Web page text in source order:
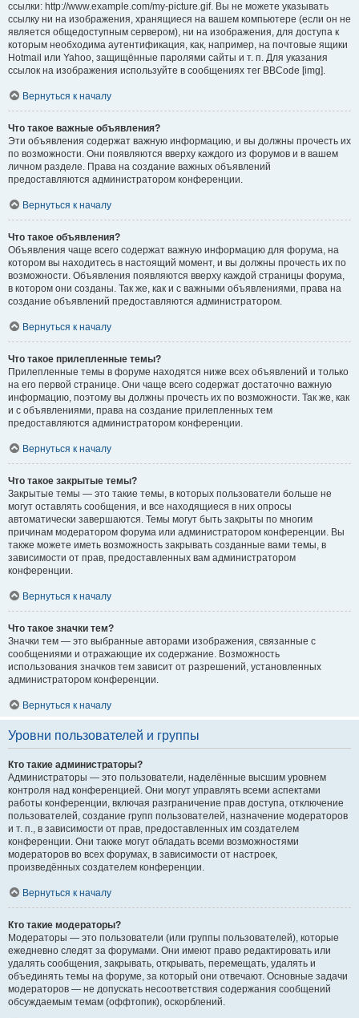
ссылки: http://www.example.com/my-picture.gif. Вы не можете указывать
ссылку ни на изображения, хранящиеся на вашем компьютере (если он не
является общедоступным сервером), ни на изображения, для доступа к
которым необходима аутентификация, как, например, на почтовые ящики
Hotmail или Yahoo, защищённые паролями сайты и т. п. Для указания
ссылок на изображения используйте в сообщениях тег BBCode [img].
Вернуться к началу
Что такое важные объявления?
Эти объявления содержат важную информацию, и вы должны прочесть их
по возможности. Они появляются вверху каждого из форумов и в вашем
личном разделе. Права на создание важных объявлений
предоставляются администратором конференции.
Вернуться к началу
Что такое объявления?
Объявления чаще всего содержат важную информацию для форума, на
котором вы находитесь в настоящий момент, и вы должны прочесть их по
возможности. Объявления появляются вверху каждой страницы форума,
в котором они созданы. Так же, как и с важными объявлениями, права на
создание объявлений предоставляются администратором.
Вернуться к началу
Что такое прилепленные темы?
Прилепленные темы в форуме находятся ниже всех объявлений и только
на его первой странице. Они чаще всего содержат достаточно важную
информацию, поэтому вы должны прочесть их по возможности. Так же, как
и с объявлениями, права на создание прилепленных тем
предоставляются администратором конференции.
Вернуться к началу
Что такое закрытые темы?
Закрытые темы — это такие темы, в которых пользователи больше не
могут оставлять сообщения, и все находящиеся в них опросы
автоматически завершаются. Темы могут быть закрыты по многим
причинам модератором форума или администратором конференции. Вы
также можете иметь возможность закрывать созданные вами темы, в
зависимости от прав, предоставленных вам администратором
конференции.
Вернуться к началу
Что такое значки тем?
Значки тем — это выбранные авторами изображения, связанные с
сообщениями и отражающие их содержание. Возможность
использования значков тем зависит от разрешений, установленных
администратором конференции.
Вернуться к началу
Уровни пользователей и группы
Кто такие администраторы?
Администраторы — это пользователи, наделённые высшим уровнем
контроля над конференцией. Они могут управлять всеми аспектами
работы конференции, включая разграничение прав доступа, отключение
пользователей, создание групп пользователей, назначение модераторов
и т. п., в зависимости от прав, предоставленных им создателем
конференции. Они также могут обладать всеми возможностями
модераторов во всех форумах, в зависимости от настроек,
произведённых создателем конференции.
Вернуться к началу
Кто такие модераторы?
Модераторы — это пользователи (или группы пользователей), которые
ежедневно следят за форумами. Они имеют право редактировать или
удалять сообщения, закрывать, открывать, перемещать, удалять и
объединять темы на форуме, за который они отвечают. Основные задачи
модераторов — не допускать несоответствия содержания сообщений
обсуждаемым темам (оффтопик), оскорблений.